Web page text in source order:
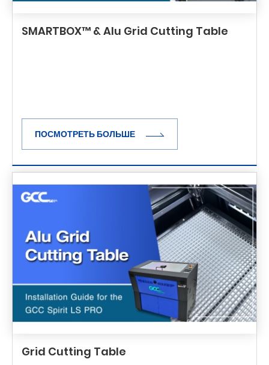
SMARTBOX™ & Alu Grid Cutting Table
ПОСМОТРЕТЬ БОЛЬШЕ
Grid Cutting Table